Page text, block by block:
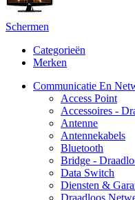
Schermen
Categorieën
Merken
Communicatie En
Access Point
Accessoires -
Antenne
Antennekabels
Bluetooth
Bridge -
Data Switch
Diensten &